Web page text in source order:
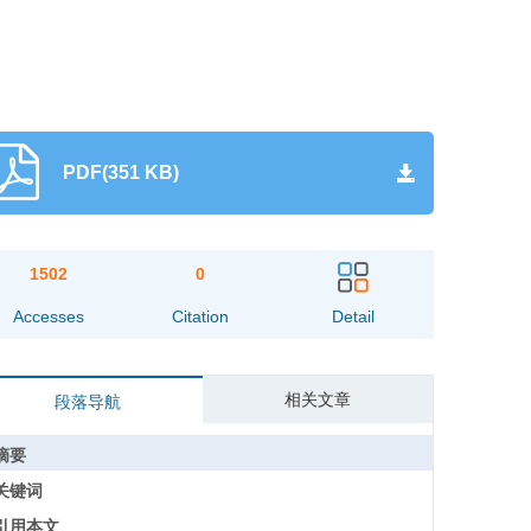
PDF(351 KB)
1502
Accesses
0
Citation Detail
段落导航 相关文章
要
键词
用本文